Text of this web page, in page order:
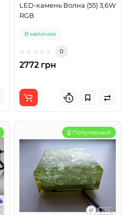
LED-камень Волна (55) 3,6W
RGB
В наличии
0
2772 грн
Популярный